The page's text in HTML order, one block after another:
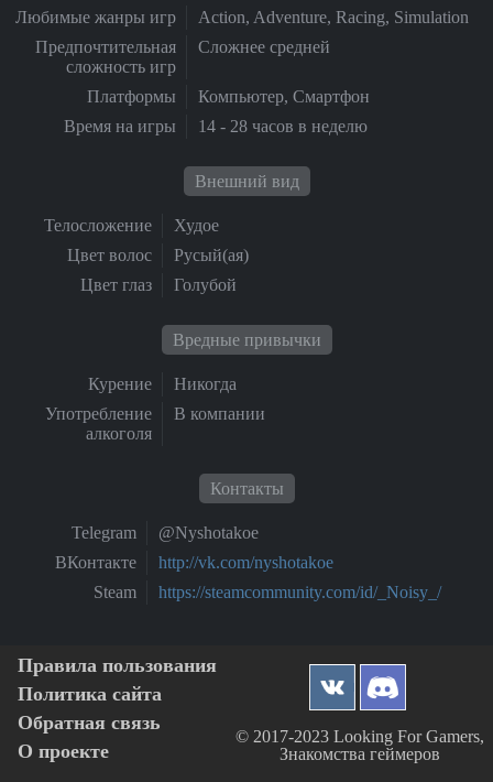
Любимые жанры игр
Action, Adventure, Racing, Simulation
Предпочтительная
сложность игр
Сложнее средней
Платформы
Компьютер, Смартфон
Время на игры
14 - 28 часов в неделю
Внешний вид
Телосложение
Худое
Цвет волос
Русый(ая)
Цвет глаз
Голубой
Вредные привычки
Курение
Никогда
Употребление
алкоголя
В компании
Контакты
Telegram
@Nyshotakoe
ВКонтакте
http://vk.com/nyshotakoe
Steam
https://steamcommunity.com/id/_Noisy_/
Правила пользования
Политика сайта
Обратная связь
О проекте
© 2017-2023 Looking For Gamers,
Знакомства геймеров